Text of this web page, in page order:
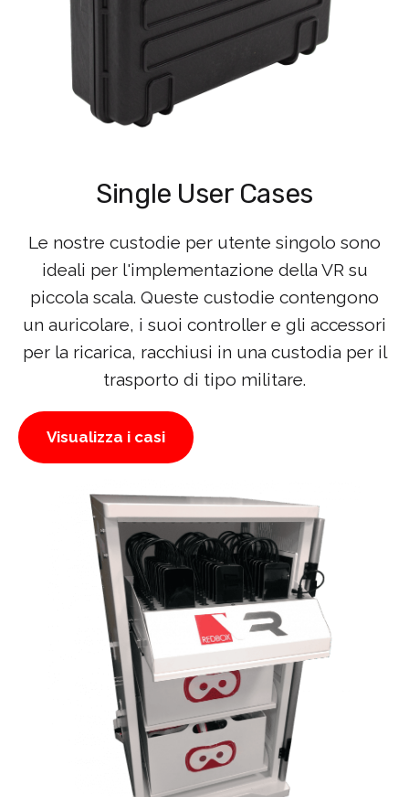
Single User Cases
Le nostre custodie per utente singolo sono
ideali per l'implementazione della VR su
piccola scala. Queste custodie contengono
un auricolare, i suoi controller e gli accessori
per la ricarica, racchiusi in una custodia per il
trasporto di tipo militare.
Visualizza i casi